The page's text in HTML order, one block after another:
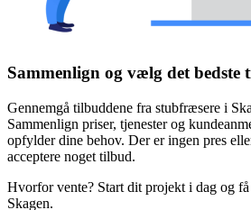
Sammenlign og vælg det bedste
Gennemgå tilbuddene fra stubfræsere i
Sammenlign priser, tjenester og
opfylder dine behov. Der er ingen pres
acceptere noget tilbud.
Hvorfor vente? Start dit projekt i dag og
Skagen.